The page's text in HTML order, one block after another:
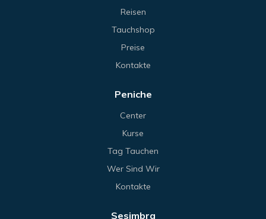
Reisen
Tauchshop
Preise
Kontakte
Peniche
Center
Kurse
Tag Tauchen
Wer Sind Wir
Kontakte
Sesimbra